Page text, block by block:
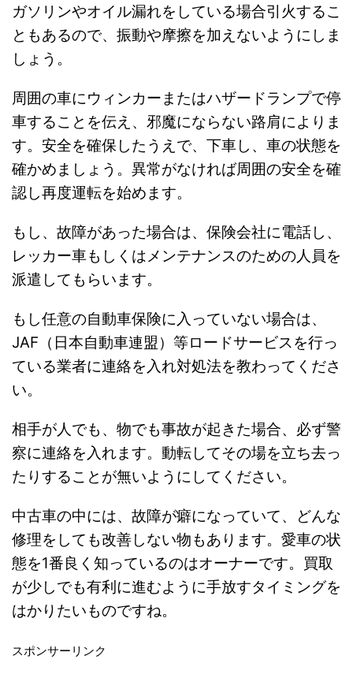
ガソリンやオイル漏れをしている場合引火するこ
ともあるので、振動や摩擦を加えないようにしま
しょう。
周囲の車にウィンカーまたはハザードランプで停
車することを伝え、邪魔にならない路肩によりま
す。安全を確保したうえで、下車し、車の状態を
確かめましょう。異常がなければ周囲の安全を確
認し再度運転を始めます。
もし、故障があった場合は、保険会社に電話し、
レッカー車もしくはメンテナンスのための人員を
派遣してもらいます。
もし任意の自動車保険に入っていない場合は、
JAF（日本自動車連盟）等ロードサービスを行っ
ている業者に連絡を入れ対処法を教わってくださ
い。
相手が人でも、物でも事故が起きた場合、必ず警
察に連絡を入れます。動転してその場を立ち去っ
たりすることが無いようにしてください。
中古車の中には、故障が癖になっていて、どんな
修理をしても改善しない物もあります。愛車の状
態を1番良く知っているのはオーナーです。買取
が少しでも有利に進むように手放すタイミングを
はかりたいものですね。
スポンサーリンク